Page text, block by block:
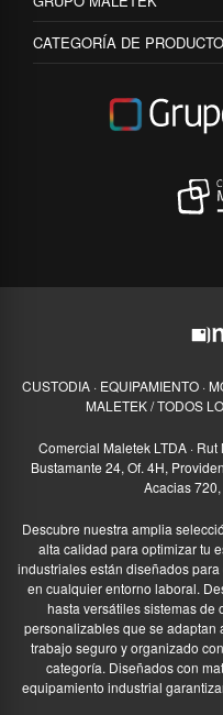
CATEGORÍA DE
CUSTODIA · EQUIPAMIENTO ·
MALETEK / TODOS
Comercial Maletek LTDA · Rut
Bustamante 24, Of. 4H,
Acacias
Descubre nuestra amplia
alta calidad para optimizar tu
industriales están diseñados
en cualquier entorno laboral.
hasta versátiles sistemas
personalizables que se adaptan
trabajo seguro y organizado
categoría. Diseñados con
equipamiento industrial